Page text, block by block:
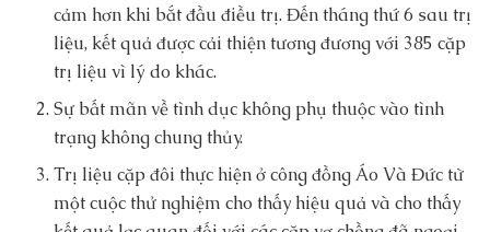
cảm hơn khi bắt đầu điều trị. Đến tháng thứ 6 sau trị
liệu, kết quả được cải thiện tương đương với 385 cặp
trị liệu vì lý do khác.
Sự bất mãn về tình dục không phụ thuộc vào tình
trạng không chung thủy.
Trị liệu cặp đôi thực hiện ở công đồng Áo Và Đức từ
một cuộc thử nghiệm cho thấy hiệu quả và cho thấy